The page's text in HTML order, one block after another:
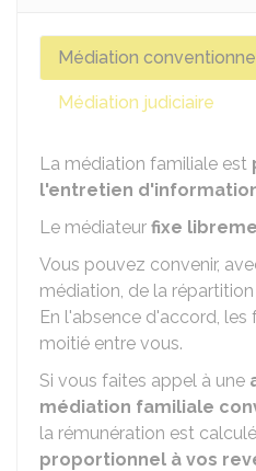
Médiation
Médiation judiciaire
La médiation familiale est
l'entretien
Le médiateur fixe
Vous pouvez convenir,
médiation, de la
En l'absence d'accord,
moitié entre vous.
Si vous faites appel à une
médiation familiale
la rémunération est
proportionnel à vos